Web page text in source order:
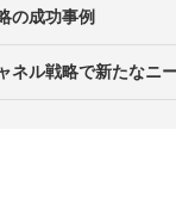
ータドリブンな戦略
ームレスなデータ基
析と改善をくり返す
・競合・市場の調査
ドマップの策定
の成功事例
社ユニクロ
ネル戦略で新たなニ